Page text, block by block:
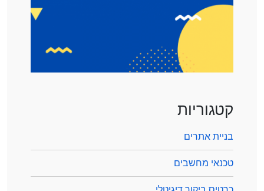
קטגוריות
בניית אתרים
טכנאי מחשבים